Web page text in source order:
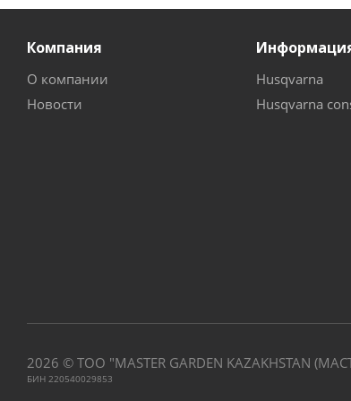
Компания
О компании
Новости
Husqvarna
Husqvarna
2026 © ТОО "MASTER GARDEN KAZAKHSTAN
БИН 220540029853